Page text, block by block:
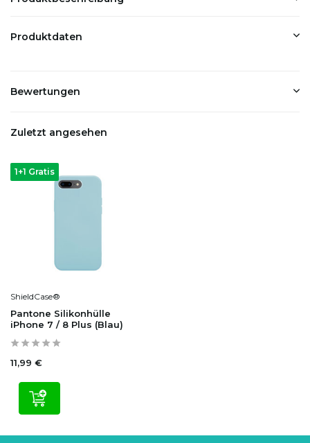
Produktdaten
Bewertungen
Zuletzt angesehen
1+1 Gratis
ShieldCase®
Pantone Silikonhülle
iPhone 7 / 8 Plus (Blau)
11,99 €